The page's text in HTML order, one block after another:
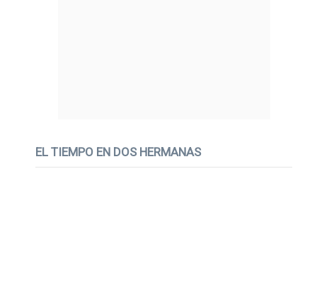
EL TIEMPO EN DOS HERMANAS